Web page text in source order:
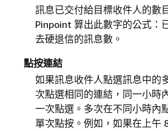
訊息已交付給目標收件人的數
Pinpoint 算出此數字的公式：
去硬退信的訊息數。
點按連結
如果訊息收件人點選訊息中的
次點選相同的連結，同一小時
一次點選。多次在不同小時內
單次點按。例如，如果在上午